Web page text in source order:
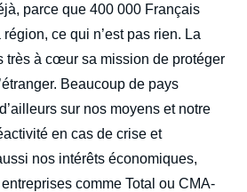
parce que 400 000 Français
ce qui n’est pas rien. La
très à cœur sa mission de protéger
Beaucoup de pays
sur nos moyens et notre
en cas de crise et
nos intérêts économiques,
comme Total ou CMA-